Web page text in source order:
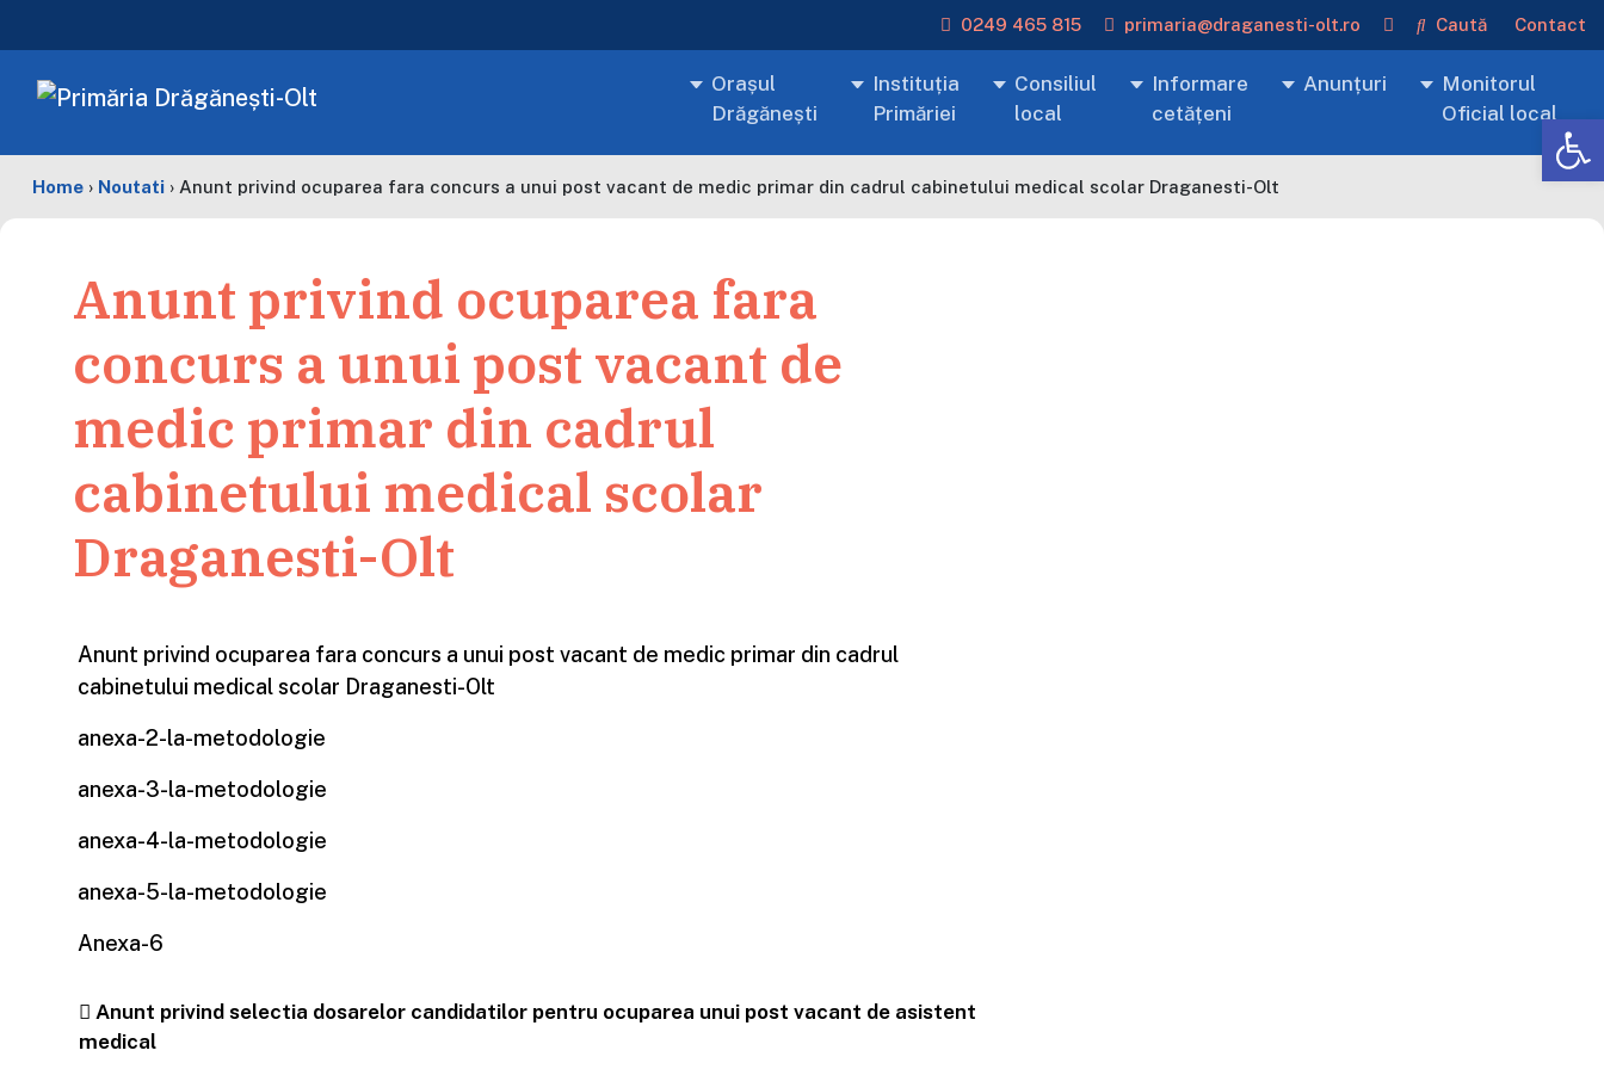
Orașul
Drăgănești
Instituția
Primăriei
Consiliul
local
Informare
cetățeni
Anunțuri
Monitorul
Oficial local
Home › Noutati › Anunt privind ocuparea fara concurs a unui post vacant de medic primar din cadrul cabinetului medical scolar Draganesti-Olt
0249 465 815 primaria@draganesti-olt.ro Caută Contact
Anunt privind ocuparea fara
concurs a unui post vacant de
medic primar din cadrul
cabinetului medical scolar
Draganesti-Olt
Anunt privind ocuparea fara concurs a unui post vacant de medic primar din cadrul
cabinetului medical scolar Draganesti-Olt
anexa-2-la-metodologie
anexa-3-la-metodologie
anexa-4-la-metodologie
anexa-5-la-metodologie
Anexa-6
Post navigation
Anunt privind selectia dosarelor candidatilor pentru ocuparea unui post vacant de asistent
medical